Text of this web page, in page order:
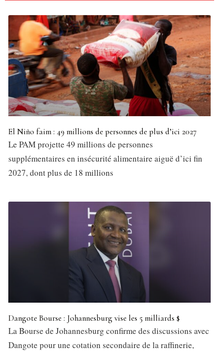
El Niño faim : 49 millions de personnes de plus d’ici 2027
Le PAM projette 49 millions de personnes
supplémentaires en insécurité alimentaire aiguë d’ici fin
2027, dont plus de 18 millions
Dangote Bourse : Johannesburg vise les 5 milliards $
La Bourse de Johannesburg confirme des discussions avec
Dangote pour une cotation secondaire de la raffinerie,